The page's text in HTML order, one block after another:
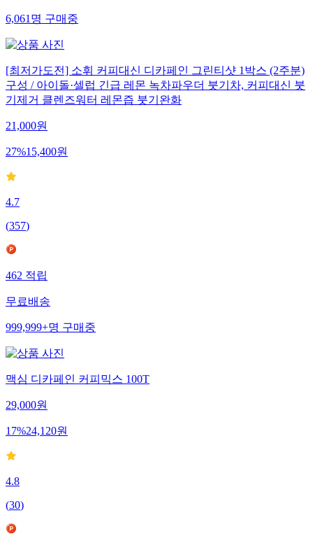
6,061 명 구매중
[최저가도전] 소휘 커피대신 디카페인 그린티샷 1박스 (2주분)
구성 / 아이돌·셀럽 긴급 레몬 녹차파우더 붓기차, 커피대신 붓
기제거 클렌즈워터 레몬즙 붓기완화
21,000원
27%15,400원
4.7
(357)
462 적립
무료배송
999,999+명 구매중
맥심 디카페인 커피믹스 100T
29,000원
17%24,120원
4.8
(30)